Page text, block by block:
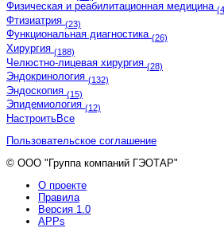
Физическая и реабилитационная медицина
Фтизиатрия (23)
Функциональная диагностика (26)
Хирургия (188)
Челюстно-лицевая хирургия (28)
Эндокринология (132)
Эндоскопия (15)
Эпидемиология (12)
НастроитьВсе
Пользовательское соглашение
© ООО "Группа компаний ГЭОТАР"
О проекте
Правила
Версия 1.0
APPs